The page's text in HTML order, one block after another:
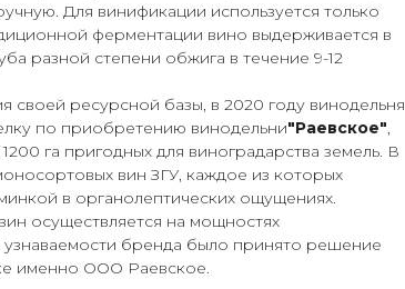
Для винификации используется только
ферментации вино выдерживается в
разной степени обжига в течение 9-12
своей ресурсной базы, в 2020 году винодельня
по приобретению винодельни"Раевское",
га пригодных для виноградарства земель. В
вин ЗГУ, каждое из которых
в органолептических ощущениях.
осуществляется на мощностях
узнаваемости бренда было принято решение
именно ООО Раевское.